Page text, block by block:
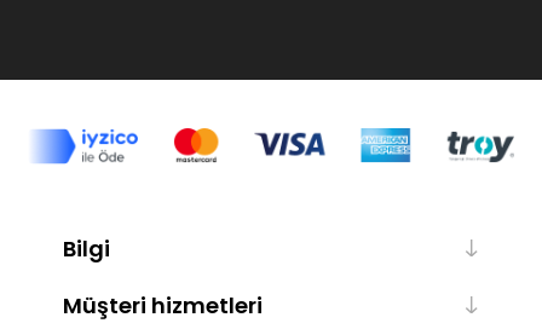
Bilgi
Müşteri hizmetleri